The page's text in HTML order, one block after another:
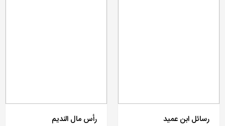
رسائل ابن عمید رأس مال الندیم